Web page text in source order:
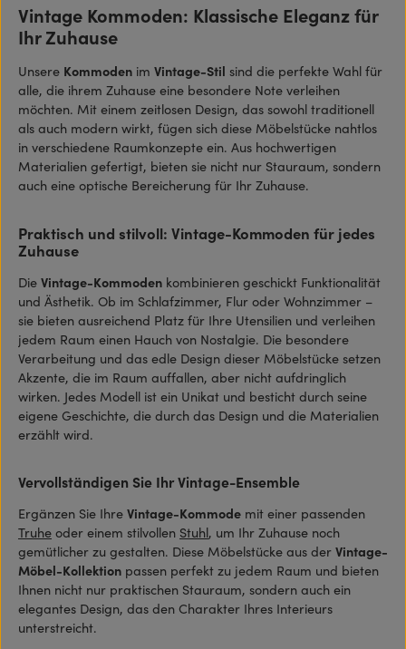
Vintage Kommoden: Klassische Eleganz für
Ihr Zuhause
Unsere Kommoden im Vintage-Stil sind die perfekte Wahl für
alle, die ihrem Zuhause eine besondere Note verleihen
möchten. Mit einem zeitlosen Design, das sowohl traditionell
als auch modern wirkt, fügen sich diese Möbelstücke nahtlos
in verschiedene Raumkonzepte ein. Aus hochwertigen
Materialien gefertigt, bieten sie nicht nur Stauraum, sondern
auch eine optische Bereicherung für Ihr Zuhause.
Praktisch und stilvoll: Vintage-Kommoden für jedes
Zuhause
Die Vintage-Kommoden kombinieren geschickt Funktionalität
und Ästhetik. Ob im Schlafzimmer, Flur oder Wohnzimmer –
sie bieten ausreichend Platz für Ihre Utensilien und verleihen
jedem Raum einen Hauch von Nostalgie. Die besondere
Verarbeitung und das edle Design dieser Möbelstücke setzen
Akzente, die im Raum auffallen, aber nicht aufdringlich
wirken. Jedes Modell ist ein Unikat und besticht durch seine
eigene Geschichte, die durch das Design und die Materialien
erzählt wird.
Vervollständigen Sie Ihr Vintage-Ensemble
Ergänzen Sie Ihre Vintage-Kommode mit einer passenden
Truhe oder einem stilvollen Stuhl, um Ihr Zuhause noch
gemütlicher zu gestalten. Diese Möbelstücke aus der Vintage-
Möbel-Kollektion passen perfekt zu jedem Raum und bieten
Ihnen nicht nur praktischen Stauraum, sondern auch ein
elegantes Design, das den Charakter Ihres Interieurs
unterstreicht.